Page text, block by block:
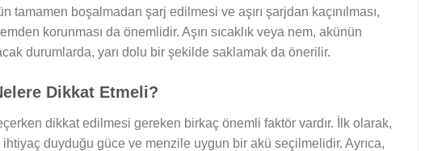
boşalmadan şarj edilmesi ve aşırı şarjdan kaçınılması,
korunması da önemlidir. Aşırı sıcaklık veya nem, akünün
durumlarda, yarı dolu bir şekilde saklamak da önerilir.
Dikkat Etmeli?
dikkat edilmesi gereken birkaç önemli faktör vardır. İlk olarak,
duyduğu güce ve menzile uygun bir akü seçilmelidir. Ayrıca,